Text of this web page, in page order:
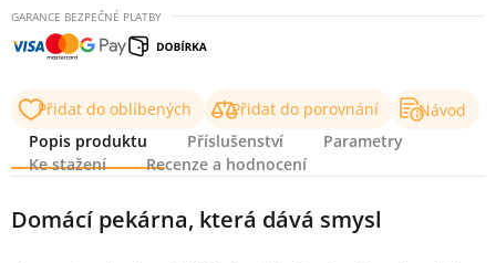
GARANCE BEZPEČNÉ PLATBY
Přidat do oblíbených Přidat do porovnání
Návod
Popis produktu
Příslušenství
Parametry
Ke stažení
Recenze a hodnocení
Popis produktu
Domácí pekárna, která dává smysl